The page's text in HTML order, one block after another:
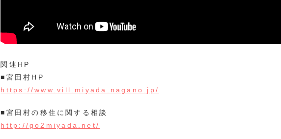
関連HP
■宮田村HP
https://www.vill.miyada.nagano.jp/
■宮田村の移住に関する相談
http://go2miyada.net/